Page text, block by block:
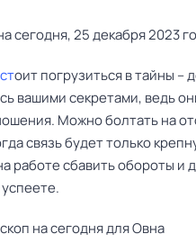
сегодня, 25 декабря 2023
оит погрузиться в тайны –
вашими секретами, ведь
Можно болтать на
связь будет только
работе сбавить обороты и
на сегодня для Овна